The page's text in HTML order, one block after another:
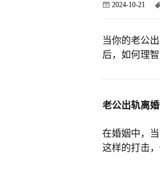
2024-10-21
当你的老公
后，如何理
老公出轨离婚
在婚姻中，
这样的打击